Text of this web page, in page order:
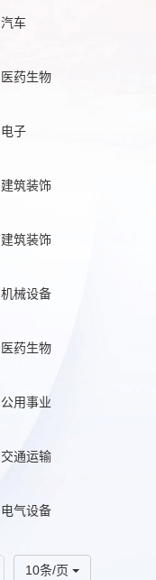
汽车
医药生物
电子
建筑装饰
建筑装饰
机械设备
医药生物
公用事业
交通运输
电气设备
10条/页